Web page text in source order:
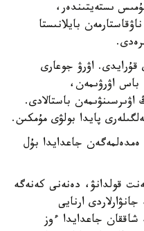
ىستەيتىندەر،
بايلانىستا
كەزەڭ 2-14 كۇندى قۇرايدى. اۋرۋ جوعارى
40 گرادۋس)، باس اۋرۋىمەن،
اۋىرسىنۋىمەن باستالادى.
پايدا بولۋى مۇمكىن.
ەمدەلمەگەن جاعدايدا بۇل
قولدانۋ، دەنەنى كەنەگە
ارنايى
جاعدايدا ءوز